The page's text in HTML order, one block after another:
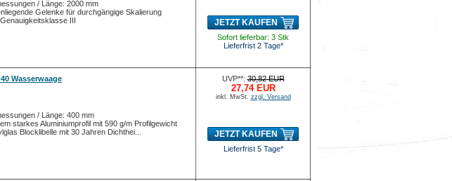
/ Länge: 2000 mm
Gelenke für durchgängige Skalierung
III
JETZT KAUFEN
Sofort lieferbar: 3 Stk
Lieferfrist 2 Tage*
Wasserwaage
/ Länge: 400 mm
starkes Aluminiumprofil mit 590 g/m Profilgewicht
Blocklibelle mit 30 Jahren Dichthei...
UVP**:30,82 EUR
27,74 EUR
inkl. MwSt. zzgl. Versand
JETZT KAUFEN
Lieferfrist 5 Tage*